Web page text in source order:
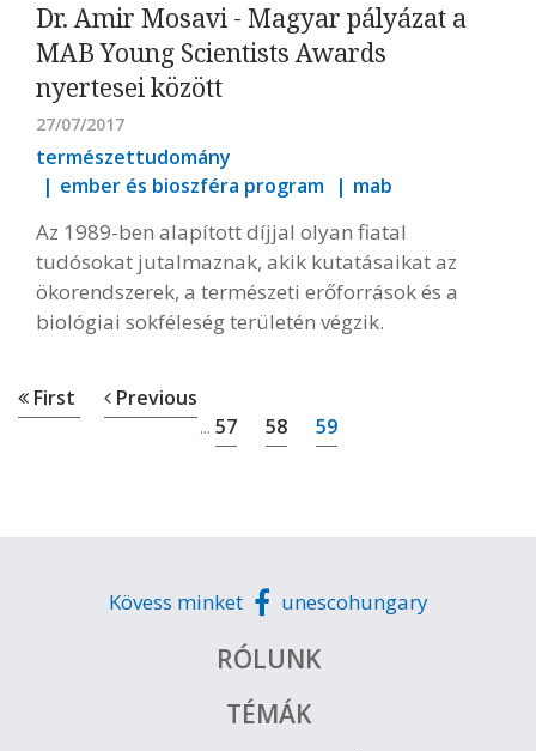
Dr. Amir Mosavi - Magyar pályázat a
MAB Young Scientists Awards
nyertesei között
27/07/2017
természettudomány
ember és bioszféra program
mab
Az 1989-ben alapított díjjal olyan fiatal
tudósokat jutalmaznak, akik kutatásaikat az
ökorendszerek, a természeti erőforrások és a
biológiai sokféleség területén végzik.
First Previous
... 57 58 59
Kövess minket unescohungary
RÓLUNK
TÉMÁK